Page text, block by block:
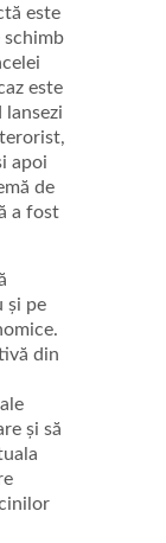
este
schimb
este
apoi
de
a fost
și pe
din
și să